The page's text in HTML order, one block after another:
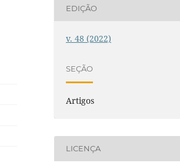
EDIÇÃO
v. 48 (2022)
SEÇÃO
Artigos
LICENÇA